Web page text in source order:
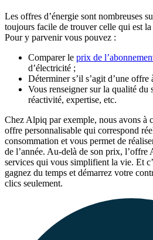
Les offres d’énergie sont nombreuses
toujours facile de trouvercelle qui est
Pour y parvenir vous pouvez :
Comparer le prix de
d’électricité ;
Déterminer s’il s’agit d’une
Vous renseigner sur la qualité
réactivité, expertise, etc.
Chez Alpiq par exemple, nous avons à
offre personnalisable qui correspond
consommation et vous permet de
de l’année. Au-delà de son prix, l’offre
services qui vous simplifient la vie. Et
gagnez du temps et démarrez votre
clics seulement.